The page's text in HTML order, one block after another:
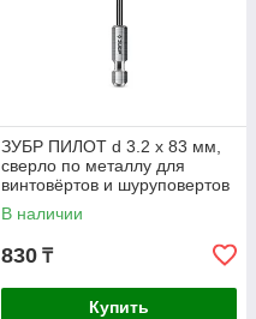
ЗУБР ПИЛОТ d 3.2 х 83 мм,
сверло по металлу для
винтовёртов и шуруповертов
IMPACT READY
Профессионал
В наличии
830 ₸
Купить